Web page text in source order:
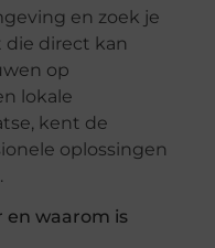
en zoek je
die direct kan
op
lokale
kent de
oplossingen
en waarom is